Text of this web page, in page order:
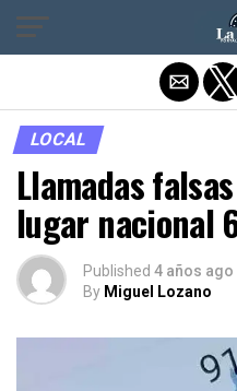
LOCAL
Llamadas
lugar nacional
Published 4 años ago
By Miguel Lozano
Salir de la